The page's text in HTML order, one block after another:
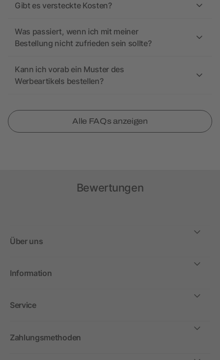
Gibt es versteckte Kosten?
Was passiert, wenn ich mit meiner
Bestellung nicht zufrieden sein sollte?
Kann ich vorab ein Muster des
Werbeartikels bestellen?
Alle FAQs anzeigen
Bewertungen
Über uns
Information
Service
Zahlungsmethoden